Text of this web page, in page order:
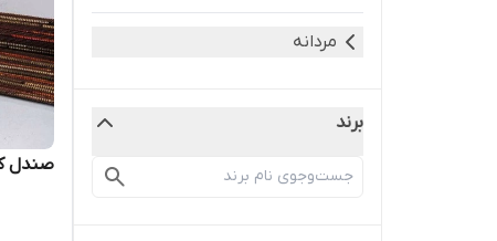
مردانه
برند
صندل